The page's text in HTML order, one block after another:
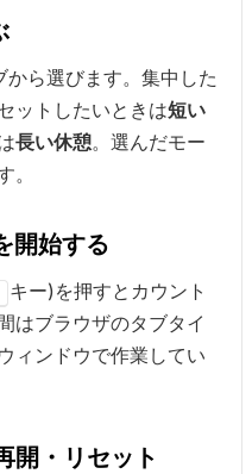
ら選びます。集中した
ットしたいときは短い
長い休憩。選んだモー
。
開始する
キー)を押すとカウント
はブラウザのタブタイ
ィンドウで作業してい
開・リセット